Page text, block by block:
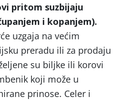
pritom suzbijaju
i kopanjem).
uzgaja na većim
preradu ili za prodaju
su biljke ili korovi
koji može u
prinose. Celer i